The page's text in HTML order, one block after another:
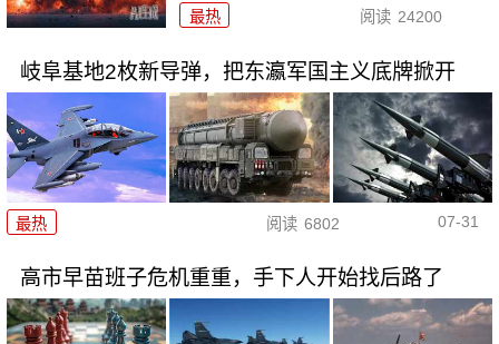
最热 阅读 24200
岐阜基地2枚新导弹，把东瀛军国主义底牌掀开
最热 阅读 6802 07-31
高市早苗班子危机重重，手下人开始找后路了